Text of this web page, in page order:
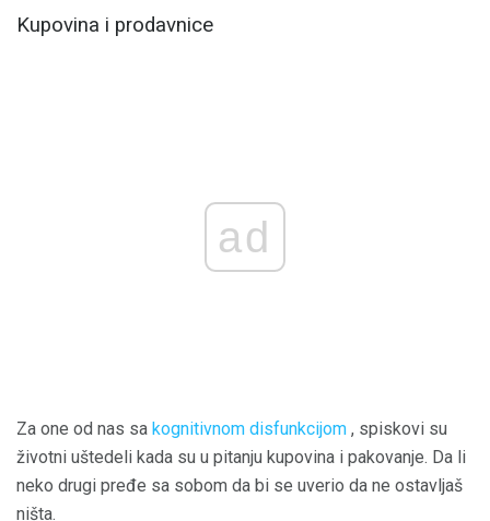
Kupovina i prodavnice
ad
Za one od nas sa kognitivnom disfunkcijom , spiskovi su
životni uštedeli kada su u pitanju kupovina i pakovanje. Da li
neko drugi pređe sa sobom da bi se uverio da ne ostavljaš
ništa.